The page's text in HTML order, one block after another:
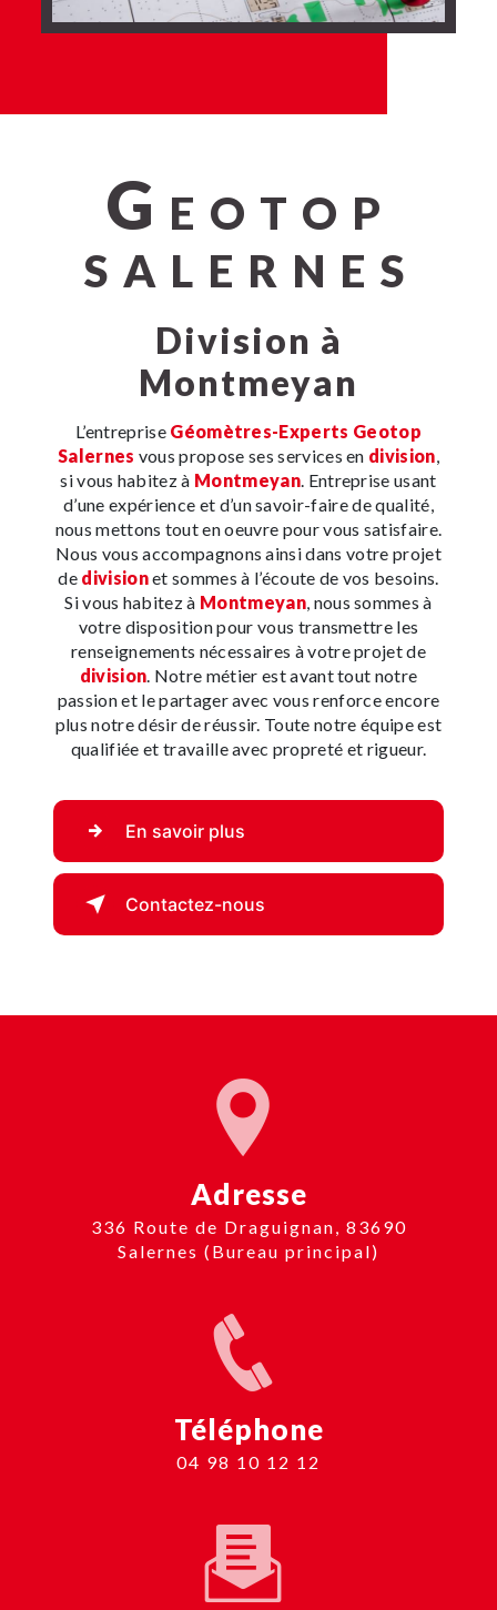
G EOTOP
SALERNES
division à
Montmeyan
L’entreprise Géomètres-Experts Geotop
Salernes vous propose ses services en division
si vous habitez à Montmeyan. Entreprise usant
d’une expérience et d’un savoir-faire de qualité,
nous mettons tout en oeuvre pour vous satisfaire.
Nous vous accompagnons ainsi dans votre projet
de divisionet sommes à l’écoute de vos besoins.
Si vous habitez à Montmeyan, nous sommes à
votre disposition pour vous transmettre les
renseignements nécessaires à votre projet de
division . Notre métier est avant tout notre
passion et le partager avec vous renforce encore
plus notre désir de réussir. Toute notre équipe est
qualifiée et travaille avec propreté et rigueur.
En savoir plus
Contactez-nous
Adresse
336 Route de Draguignan, 83690
Salernes (Bureau principal)
Téléphone
04 98 10 12 12